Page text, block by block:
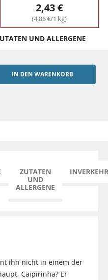
2,43 €
(4,86 €/1 kg)
UND ALLERGENE
IN DEN WARENKORB
ZUTATEN
UND
ALLERGENE
ihn nicht in einem der
Caipirinha? Er